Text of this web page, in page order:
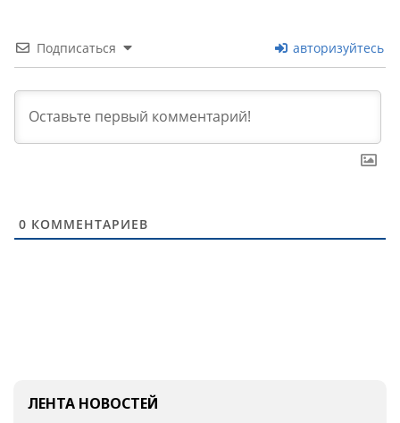
Подписаться авторизуйтесь
0 КОММЕНТАРИЕВ
ЛЕНТА НОВОСТЕЙ